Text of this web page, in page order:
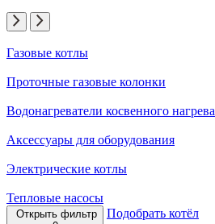
Газовые котлы
Проточные газовые колонки
Водонагреватели косвенного нагрева
Аксессуары для оборудования
Электрические котлы
Тепловые насосы
Открыть фильтр
Подобрать котёл